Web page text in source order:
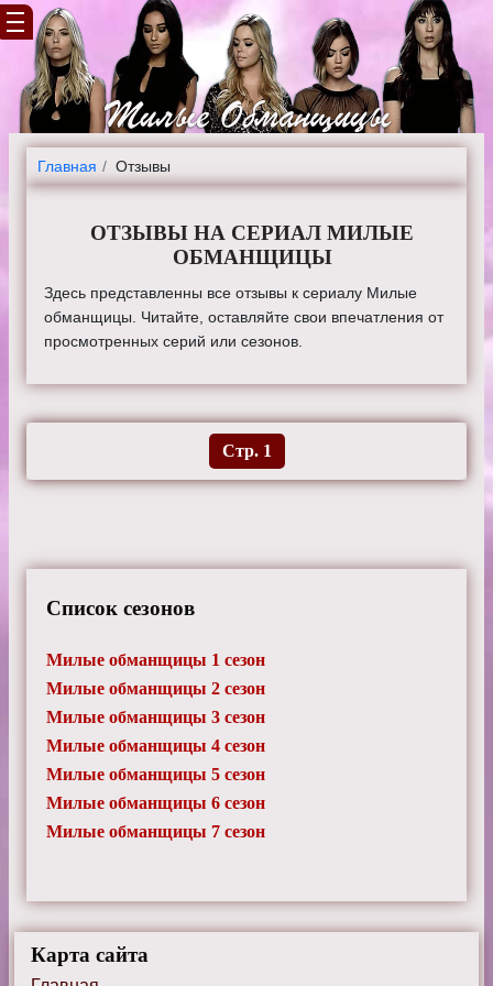
Главная Отзывы
ОТЗЫВЫ НА СЕРИАЛ МИЛЫЕ
ОБМАНЩИЦЫ
Здесь представленны все отзывы к сериалу Милые
обманщицы. Читайте, оставляйте свои впечатления от
просмотренных серий или сезонов.
Стр. 1
Список сезонов
Милые обманщицы 1 сезон
Милые обманщицы 2 сезон
Милые обманщицы 3 сезон
Милые обманщицы 4 сезон
Милые обманщицы 5 сезон
Милые обманщицы 6 сезон
Милые обманщицы 7 сезон
Карта сайта